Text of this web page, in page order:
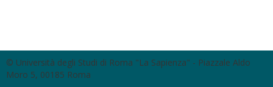
© Università degli Studi di Roma "La Sapienza" - Piazzale Aldo
Moro 5, 00185 Roma